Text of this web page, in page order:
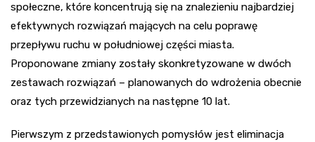
społeczne, które koncentrują się na znalezieniu najbardziej
efektywnych rozwiązań mających na celu poprawę
przepływu ruchu w południowej części miasta.
Proponowane zmiany zostały skonkretyzowane w dwóch
zestawach rozwiązań – planowanych do wdrożenia obecnie
oraz tych przewidzianych na następne 10 lat.
Pierwszym z przedstawionych pomysłów jest eliminacja